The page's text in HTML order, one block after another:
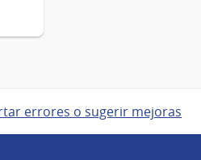
errores o sugerir mejoras